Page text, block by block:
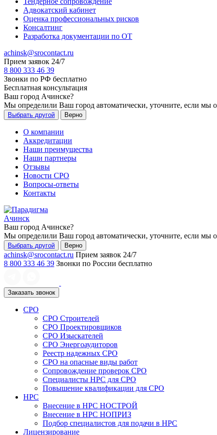
Адвокатский кабинет
Оценка профессиональных рисков
Консалтинг
Разработка документации по ОТ
achinsk@srocontact.ru
Прием заявок 24/7
8 800 333 46 39
Звонки по РФ бесплатно
Бесплатная консультация
Ваш город Ачинске?
Мы определили Ваш город автоматически, уточните, если мы
Выбрать другой Верно
О компании
Аккредитации
Наши преимущества
Наши партнеры
Отзывы
Новости СРО
Вопросы-ответы
Контакты
Ачинск
Ваш город Ачинске?
Мы определили Ваш город автоматически, уточните, если мы
Выбрать другой Верно
achinsk@srocontact.ru Прием заявок 24/7
8 800 333 46 39 Звонки по России бесплатно
Заказать звонок
СРО
СРО Строителей
СРО Проектировщиков
СРО Изыскателей
СРО Энергоаудиторов
Реестр надежных СРО
СРО на опасные виды работ
Сопровождение проверок СРО
Специалисты НРС для СРО
Повышение квалификации для СРО
НРС
Внесение в НРС НОСТРОЙ
Внесение в НРС НОПРИЗ
Подбор специалистов для подачи в НРС
Лицензирование